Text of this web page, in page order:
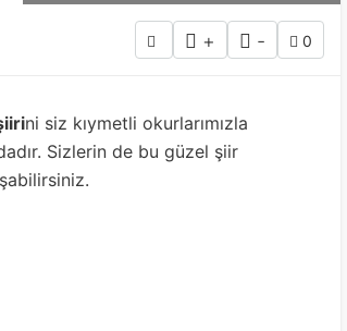
+ - 0
ni siz kıymetli okurlarımızla
Sizlerin de bu güzel şiir